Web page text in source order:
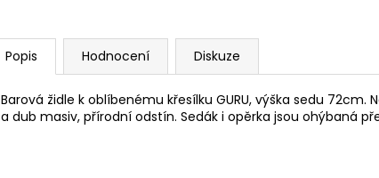
Popis Hodnocení Diskuze
Barová židle k oblíbenému křesílku GURU, výška sedu
a dub masiv, přírodní odstín. Sedák i opěrka jsou ohýbaná